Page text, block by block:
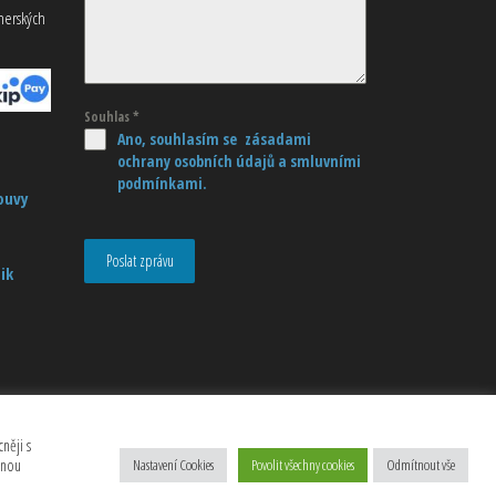
Souhlas*
Ano, souhlasím se zásadami
ochrany osobních údajů a smluvními
podmínkami.
Poslat zprávu
s
Nastavení Cookies Povolit všechny cookies Odmítnout vše